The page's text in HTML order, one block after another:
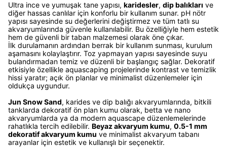
Ultra ince ve yumuşak tane yapısı, karidesler, dip balıkları ve
diğer hassas canlılar için konforlu bir kullanım sunar. pH nötr
yapısı sayesinde su değerlerini değiştirmez ve tüm tatlı su
akvaryumlarında güvenle kullanılabilir. Bu özelliğiyle hem estetik
hem de güvenli bir taban malzemesi olarak öne çıkar.
İlk durulamanın ardından berrak bir kullanım sunması, kurulum
aşamasını kolaylaştırır. Toz yapmayan yapısı sayesinde suyu
bulandırmadan temiz ve düzenli bir başlangıç sağlar. Dekoratif
etkisiyle özellikle aquascaping projelerinde kontrast ve temizlik
hissi yaratır; açık ön planlar ve minimalist düzenlemeler için
oldukça uygundur.
Jun Snow Sand, karides ve dip balığı akvaryumlarında, bitkili
tanklarda dekoratif ön plan kumu olarak, betta ve nano
akvaryumlarda ya da modern aquascape düzenlemelerinde
rahatlıkla tercih edilebilir. Beyaz akvaryum kumu, 0.5-1 mm
dekoratif akvaryum kumu ve minimalist akvaryum tabanı
arayanlar için estetik ve kullanışlı bir seçenektir.